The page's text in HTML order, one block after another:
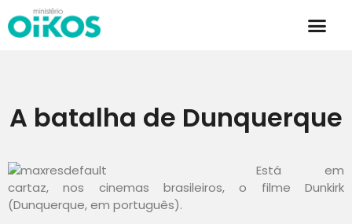
A batalha de Dunquerque
Está em
cartaz, nos cinemas brasileiros, o filme Dunkirk
(Dunquerque, em português).